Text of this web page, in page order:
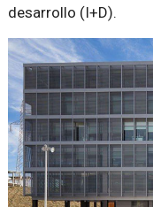
desarrollo (I+D).